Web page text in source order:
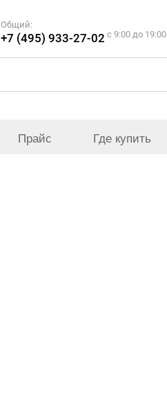
Общий:
+7 (495) 933-27-02 c 9:00 до 19:00
Прайс Где купить